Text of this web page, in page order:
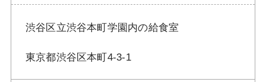
渋谷区立渋谷本町学園内の給食室
東京都渋谷区本町4-3-1